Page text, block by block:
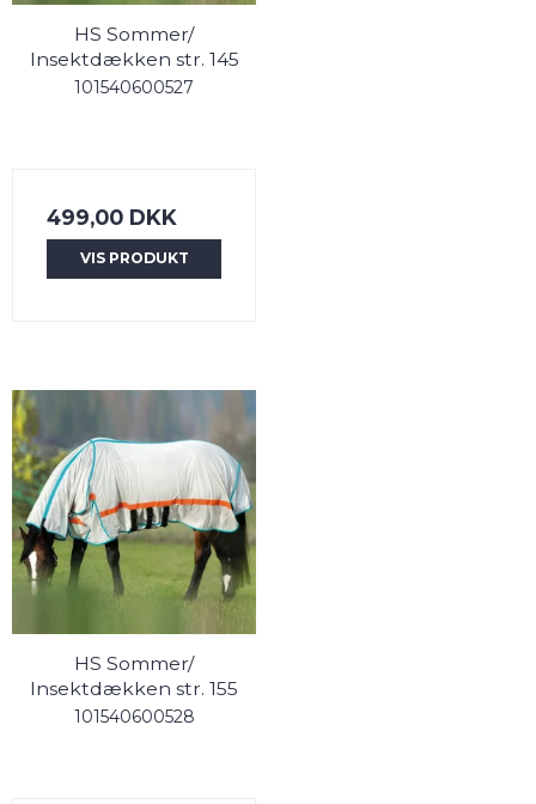
HS Sommer/
Insektdækken str. 145
101540600527
499,00 DKK
VIS PRODUKT
HS Sommer/
Insektdækken str. 155
101540600528